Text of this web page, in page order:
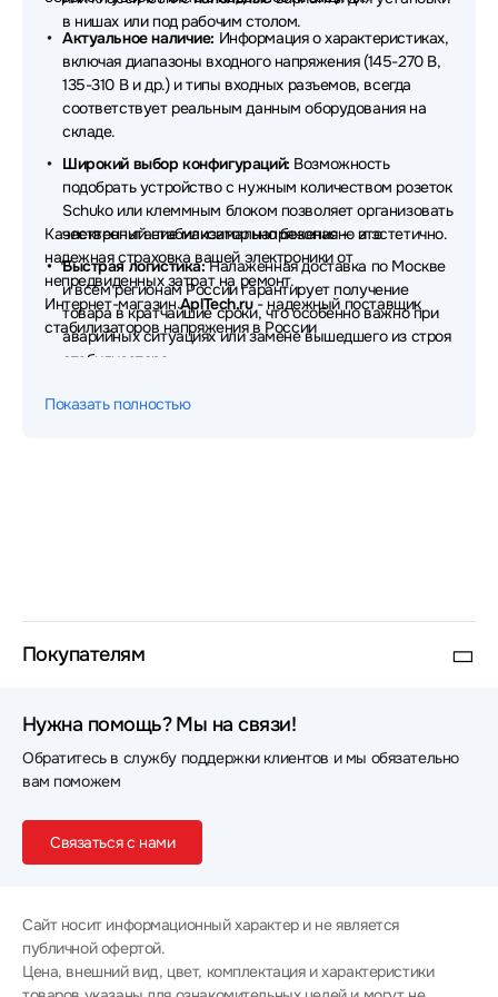
в нишах или под рабочим столом.
Актуальное наличие: Информация о характеристиках,
включая диапазоны входного напряжения (145-270 В,
135-310 В и др.) и типы входных разъемов, всегда
соответствует реальным данным оборудования на
складе.
Широкий выбор конфигураций: Возможность
подобрать устройство с нужным количеством розеток
Schuko или клеммным блоком позволяет организовать
электропитание максимально безопасно и эстетично.
Быстрая логистика:Налаженная доставка по Москве
и всем регионам России гарантирует получение
товара в кратчайшие сроки, что особенно важно при
аварийных ситуациях или замене вышедшего из строя
стабилизатора.
разобраться в разнице между мощностью в ВА и Вт, а
Качественный стабилизатор напряжения — это
надежная страховка вашей электроники от
непредвиденных затрат на ремонт.
Интернет-магазинAplTech.ru- надежный поставщик
стабилизаторов напряжения в России
Показать полностью
Покупателям
Нужна помощь? Мы на связи!
Обратитесь в службу поддержки клиентов и мы обязательно
вам поможем
Связаться с нами
Сайт носит информационный характер и не является
публичной офертой.
Цена, внешний вид, цвет, комплектация и характеристики